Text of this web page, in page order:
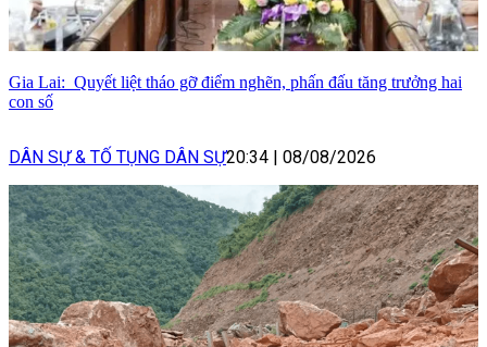
Gia Lai: Quyết liệt tháo gỡ điểm nghẽn, phấn đấu tăng trưởng hai
con số
DÂN SỰ & TỐ TỤNG DÂN SỰ20:34 | 08/08/2026